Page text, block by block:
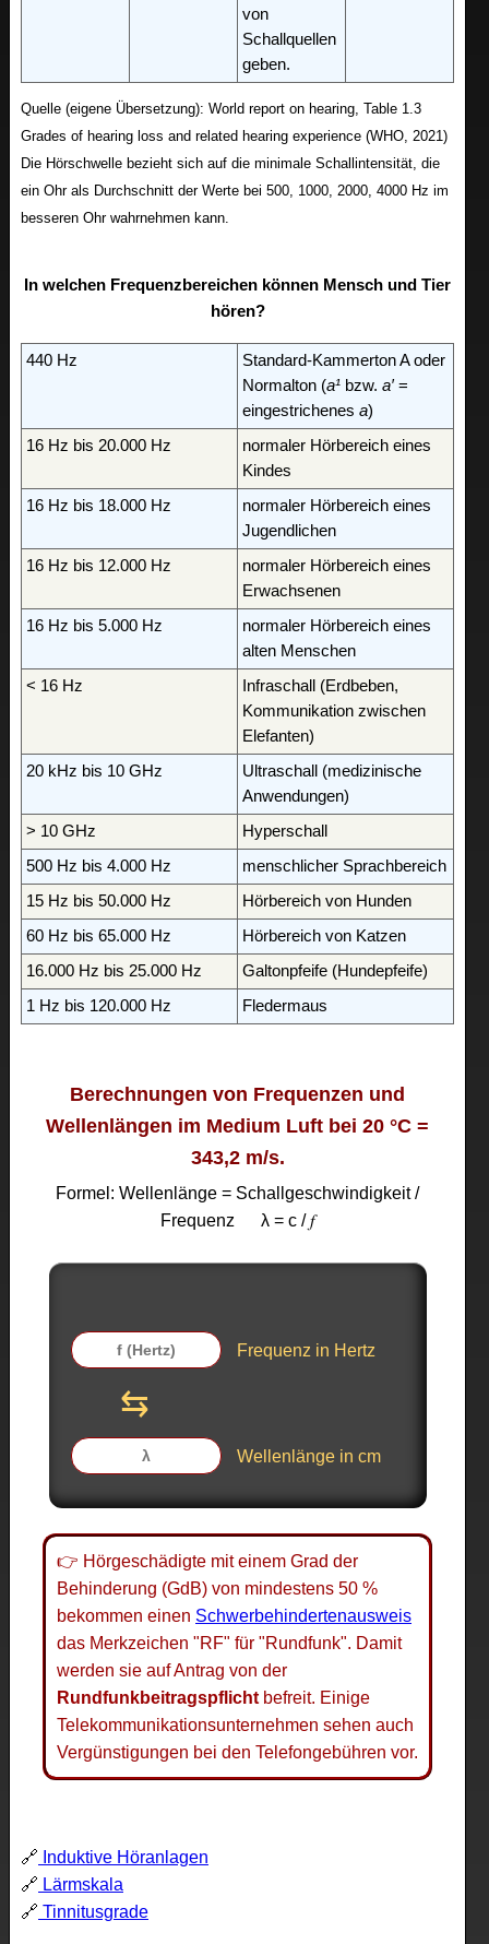
von
Schallquellen
geben.
Quelle (eigene Übersetzung): World report on hearing, Table 1.3
Grades of hearing loss and related hearing experience (WHO, 2021)
Die Hörschwelle bezieht sich auf die minimale Schallintensität, die
ein Ohr als Durchschnitt der Werte bei 500, 1000, 2000, 4000 Hz im
besseren Ohr wahrnehmen kann.
In welchen Frequenzbereichen können Mensch und Tier
hören?
440 Hz
Standard-Kammerton A oder
Normalton (a¹ bzw. a′ =
eingestrichenes a)
16 Hz bis 20.000 Hz
normaler Hörbereich eines
Kindes
16 Hz bis 18.000 Hz
normaler Hörbereich eines
Jugendlichen
16 Hz bis 12.000 Hz
normaler Hörbereich eines
Erwachsenen
16 Hz bis 5.000 Hz
normaler Hörbereich eines
alten Menschen
< 16 Hz
Infraschall (Erdbeben,
Kommunikation zwischen
Elefanten)
20 kHz bis 10 GHz
Ultraschall (medizinische
Anwendungen)
> 10 GHz
Hyperschall
500 Hz bis 4.000 Hz
menschlicher Sprachbereich
15 Hz bis 50.000 Hz
Hörbereich von Hunden
60 Hz bis 65.000 Hz
Hörbereich von Katzen
16.000 Hz bis 25.000 Hz
Galtonpfeife (Hundepfeife)
1 Hz bis 120.000 Hz
Fledermaus
Berechnungen von Frequenzen und
Wellenlängen im Medium Luft bei 20 °C =
343,2 m/s.
Formel: Wellenlänge = Schallgeschwindigkeit /
Frequenz λ = c / 𝑓
Frequenz in Hertz
⇆
Wellenlänge in cm
👉 Hörgeschädigte mit einem Grad der
Behinderung (GdB) von mindestens 50 %
bekommen einen Schwerbehindertenausweis
das Merkzeichen "RF" für "Rundfunk". Damit
werden sie auf Antrag von der
Rundfunkbeitragspflicht befreit. Einige
Telekommunikationsunternehmen sehen auch
Vergünstigungen bei den Telefongebühren vor.
🔗 Induktive Höranlagen
🔗 Lärmskala
🔗 Tinnitusgrade